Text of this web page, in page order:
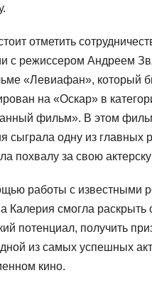
отметить
с режиссером Андреем
«Левиафан», который
на «Оскар» в
фильм». В этом
сыграла одну из главных
похвалу за свою
работы с известными
Калерия смогла раскрыть
потенциал, получить
из самых успешных
кино.